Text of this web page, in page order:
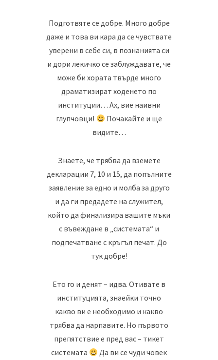
Подготвяте се добре. Много добре
даже и това ви кара да се чувствате
уверени в себе си, в познанията си
и дори лекичко се заблуждавате, че
може би хората твърде много
драматизират ходенето по
институции… Ах, вие наивни
глупчовци!
Почакайте и ще
видите…
Знаете, че трябва да вземете
декларации 7, 10 и 15, да попълните
заявление за едно и молба за друго
и да ги предадете на служител,
който да финализира вашите мъки
с въвеждане в „системата“ и
подпечатване с кръгъл печат. До
тук добре!
Ето го и денят – идва. Отивате в
институцията, знаейки точно
какво ви е необходимо и какво
трябва да нарпавите. Но първото
препятствие е пред вас – тикет
системата
Да ви се чуди човек